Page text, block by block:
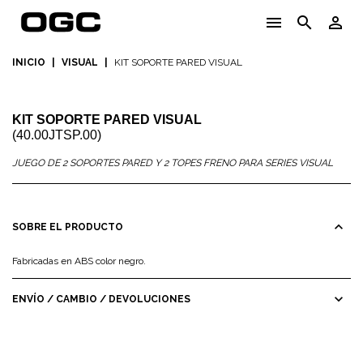
menu search person_outline
INICIO VISUAL KIT SOPORTE PARED VISUAL
KIT SOPORTE PARED VISUAL
(40.00JTSP.00)
JUEGO DE 2 SOPORTES PARED Y 2 TOPES FRENO PARA SERIES VISUAL
expand_less
SOBRE EL PRODUCTO
Fabricadas en ABS color negro.
expand_more
ENVÍO / CAMBIO / DEVOLUCIONES